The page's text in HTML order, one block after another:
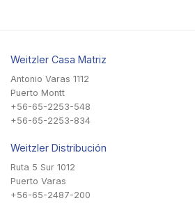
Weitzler Casa Matriz
Antonio Varas 1112
Puerto Montt
+56-65-2253-548
+56-65-2253-834
Weitzler Distribución
Ruta 5 Sur 1012
Puerto Varas
+56-65-2487-200